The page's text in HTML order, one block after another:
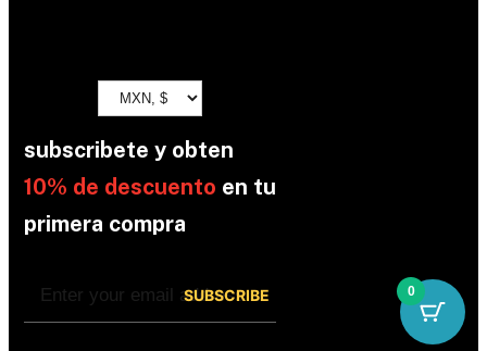
subscribete y obten
10% de descuento en tu
primera compra
0